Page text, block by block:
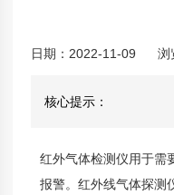
日期：2022-11-09 浏
核心提示：
红外气体检测仪用于需
报警。红外线气体探测